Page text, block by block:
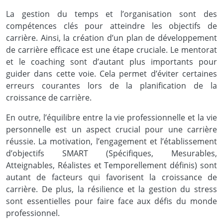
La gestion du temps et l’organisation sont des
compétences clés pour atteindre les objectifs de
carrière. Ainsi, la création d’un plan de développement
de carrière efficace est une étape cruciale. Le mentorat
et le coaching sont d’autant plus importants pour
guider dans cette voie. Cela permet d’éviter certaines
erreurs courantes lors de la planification de la
croissance de carrière.
En outre, l’équilibre entre la vie professionnelle et la vie
personnelle est un aspect crucial pour une carrière
réussie. La motivation, l’engagement et l’établissement
d’objectifs SMART (Spécifiques, Mesurables,
Atteignables, Réalistes et Temporellement définis) sont
autant de facteurs qui favorisent la croissance de
carrière. De plus, la résilience et la gestion du stress
sont essentielles pour faire face aux défis du monde
professionnel.